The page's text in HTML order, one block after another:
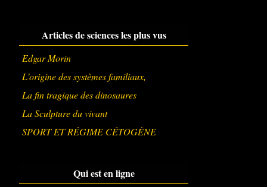
Articles de sciences les plus vus
Edgar Morin
L'origine des systèmes familiaux,
La fin tragique des dinosaures
La Sculpture du vivant
SPORT ET RÉGIME CÉTOGÈNE
Qui est en ligne